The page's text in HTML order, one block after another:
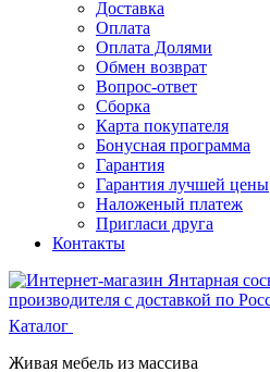
Доставка
Оплата
Оплата Долями
Обмен возврат
Вопрос-ответ
Сборка
Карта покупателя
Бонусная программа
Гарантия
Гарантия лучшей цены
Наложеный платеж
Пригласи друга
Контакты
Каталог
Живая мебель из массива